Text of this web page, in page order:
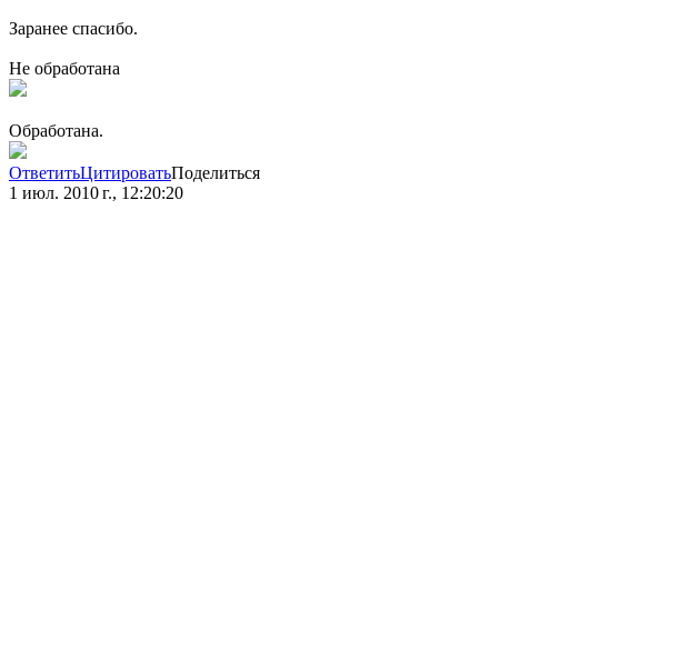
Заранее спасибо.
Не обработана
Обработана.
ОтветитьЦитироватьПоделиться
1 июл. 2010 г., 12:20:20